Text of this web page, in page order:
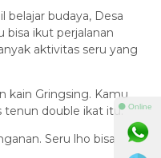
belajar budaya, Desa
bisa ikut perjalanan
aktivitas seru yang
kain Gringsing. Kamu
tenun double ikat itu.
Seru lho bisa
⚫ Online